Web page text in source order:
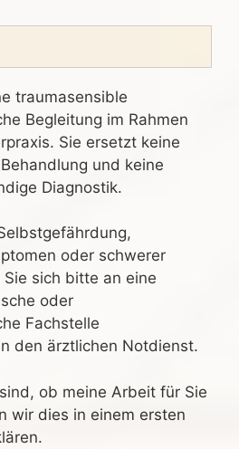
traumasensible
Begleitung im Rahmen
Sie ersetzt keine
und keine
Diagnostik.
oder schwerer
sich bitte an eine
oder
Fachstelle
den ärztlichen Notdienst.
ob meine Arbeit für Sie
wir dies in einem ersten